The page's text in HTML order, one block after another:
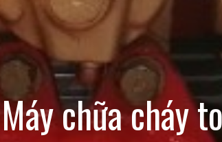
Máy chữa cháy